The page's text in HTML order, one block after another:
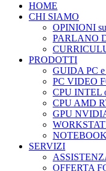
HOME
CHI SIAMO
OPINIONI
PARLANO
PRODOTTI
GUIDA PC
PC VIDEO
CPU INTEL
CPU AMD
GPU
SERVIZI
OFFERTA